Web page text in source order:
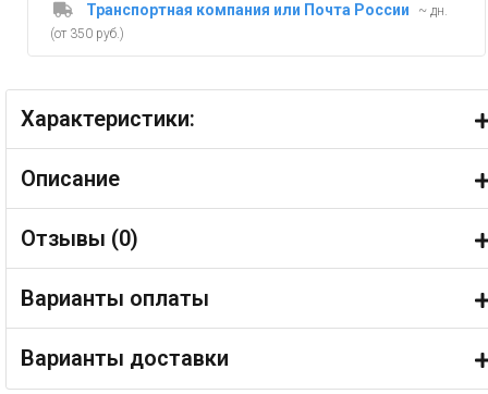
Транспортная компания или Почта России
~ дн.
(от 350 руб.)
Характеристики:
Описание
Отзывы (0)
Варианты оплаты
Варианты доставки